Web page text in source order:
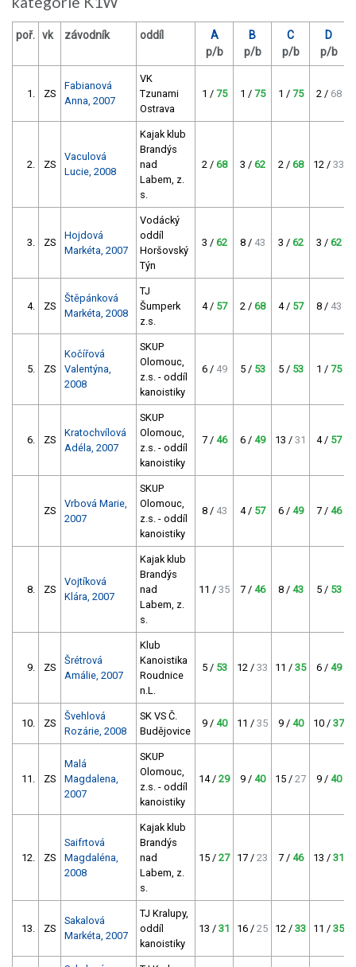
poř. vk závodník oddíl
A
p/b
B
p/b
C
p/b
D
p/b
1. ZS
Fabianová
Anna, 2007
VK
Tzunami
Ostrava
1 / 75 1 / 75 1 / 75 2 / 68
2. ZS
Vaculová
Lucie, 2008
Kajak klub
Brandýs
nad
Labem, z.
s.
2 / 68 3 / 62 2 / 68 12 / 33
3. ZS
Hojdová
Markéta, 2007
Vodácký
oddíl
Horšovský
Týn
3 / 62 8 / 43 3 / 62 3 / 62
4. ZS
Štěpánková
Markéta, 2008
TJ
Šumperk
z.s.
4 / 57 2 / 68 4 / 57 8 / 43
5. ZS
Kočířová
Valentýna,
2008
SKUP
Olomouc,
z.s. - oddíl
kanoistiky
6 / 49 5 / 53 5 / 53 1 / 75
6. ZS
Kratochvílová
Adéla, 2007
SKUP
Olomouc,
z.s. - oddíl
kanoistiky
7 / 46 6 / 49 13 / 31 4 / 57
ZS
Vrbová Marie,
2007
SKUP
Olomouc,
z.s. - oddíl
kanoistiky
8 / 43 4 / 57 6 / 49 7 / 46
8. ZS
Vojtíková
Klára, 2007
Kajak klub
Brandýs
nad
Labem, z.
s.
11 / 35 7 / 46 8 / 43 5 / 53
9. ZS
Šrétrová
Amálie, 2007
Klub
Kanoistika
Roudnice
n.L.
5 / 53 12 / 33 11 / 35 6 / 49
10. ZS
Švehlová
Rozárie, 2008
SK VS Č.
Budějovice
9 / 40 11 / 35 9 / 40 10 / 37
11. ZS
Malá
Magdalena,
2007
SKUP
Olomouc,
z.s. - oddíl
kanoistiky
14 / 29 9 / 40 15 / 27 9 / 40
12. ZS
Saifrtová
Magdaléna,
2008
Kajak klub
Brandýs
nad
Labem, z.
s.
15 / 27 17 / 23 7 / 46 13 / 31
13. ZS
Sakalová
Markéta, 2007
TJ Kralupy,
oddíl
kanoistiky
13 / 31 16 / 25 12 / 33 11 / 35